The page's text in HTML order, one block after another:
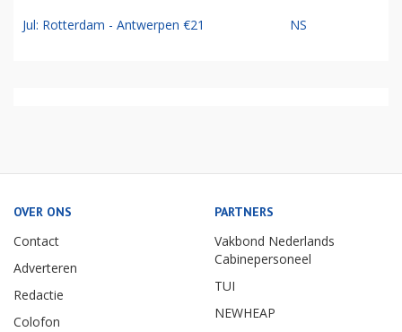
Jul: Rotterdam - Antwerpen €21 NS
OVER ONS
Contact
Adverteren
Redactie
Colofon
PARTNERS
Vakbond Nederlands
Cabinepersoneel
TUI
NEWHEAP